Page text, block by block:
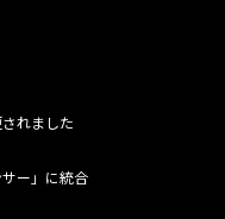
れました
ー」に統合